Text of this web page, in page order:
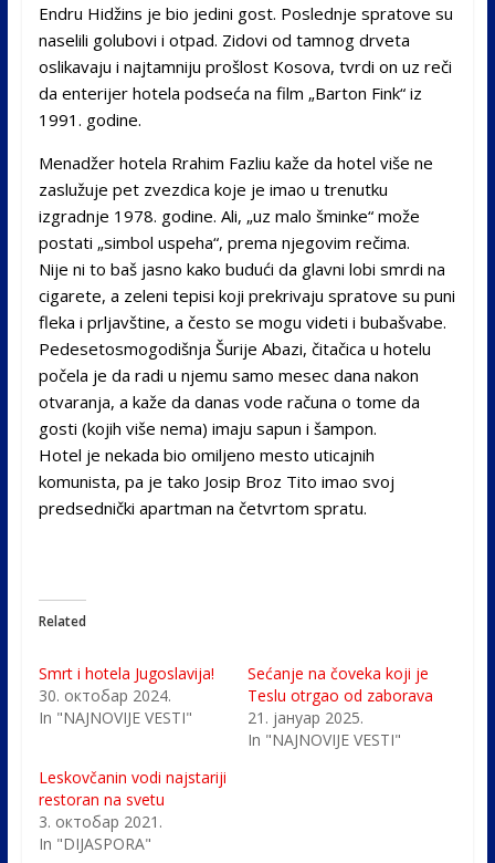
Endru Hidžins je bio jedini gost. Poslednje spratove su
naselili golubovi i otpad. Zidovi od tamnog drveta
oslikavaju i najtamniju prošlost Kosova, tvrdi on uz reči
da enterijer hotela podseća na film „Barton Fink“ iz
1991. godine.
Menadžer hotela Rrahim Fazliu kaže da hotel više ne
zaslužuje pet zvezdica koje je imao u trenutku
izgradnje 1978. godine. Ali, „uz malo šminke“ može
postati „simbol uspeha“, prema njegovim rečima.
Nije ni to baš jasno kako budući da glavni lobi smrdi na
cigarete, a zeleni tepisi koji prekrivaju spratove su puni
fleka i prljavštine, a često se mogu videti i bubašvabe.
Pedesetosmogodišnja Šurije Abazi, čitačica u hotelu
počela je da radi u njemu samo mesec dana nakon
otvaranja, a kaže da danas vode računa o tome da
gosti (kojih više nema) imaju sapun i šampon.
Hotel je nekada bio omiljeno mesto uticajnih
komunista, pa je tako Josip Broz Tito imao svoj
predsednički apartman na četvrtom spratu.
Related
Smrt i hotela Jugoslavija!
30. октобар 2024.
In "NAJNOVIJE VESTI"
Sećanje na čoveka koji je
Teslu otrgao od zaborava
21. јануар 2025.
In "NAJNOVIJE VESTI"
Leskovčanin vodi najstariji
restoran na svetu
3. октобар 2021.
In "DIJASPORA"